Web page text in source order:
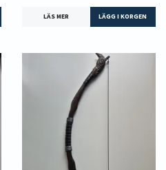
LÄS MER